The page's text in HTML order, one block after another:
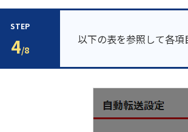
STEP
4/8
以下の表を参照して各項